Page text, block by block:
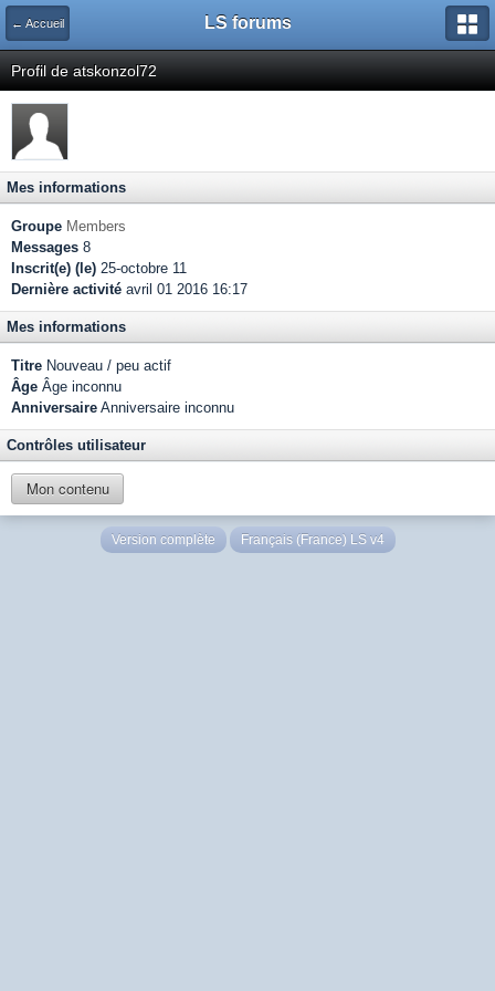
← Accueil LS forums
Profil de atskonzol72
Mes informations
Groupe Members
Messages 8
Inscrit(e) (le) 25-octobre 11
Dernière activité avril 01 2016 16:17
Mes informations
Titre Nouveau / peu actif
Âge Âge inconnu
Anniversaire Anniversaire inconnu
Contrôles utilisateur
Mon contenu
Version complète Français (France) LS v4